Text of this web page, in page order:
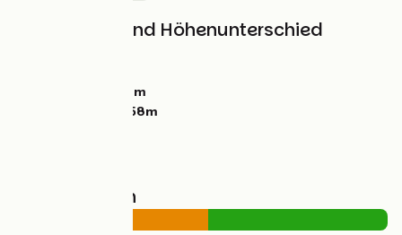
Steigungen und Höhenunterschied
12m
58m
Straßentypen